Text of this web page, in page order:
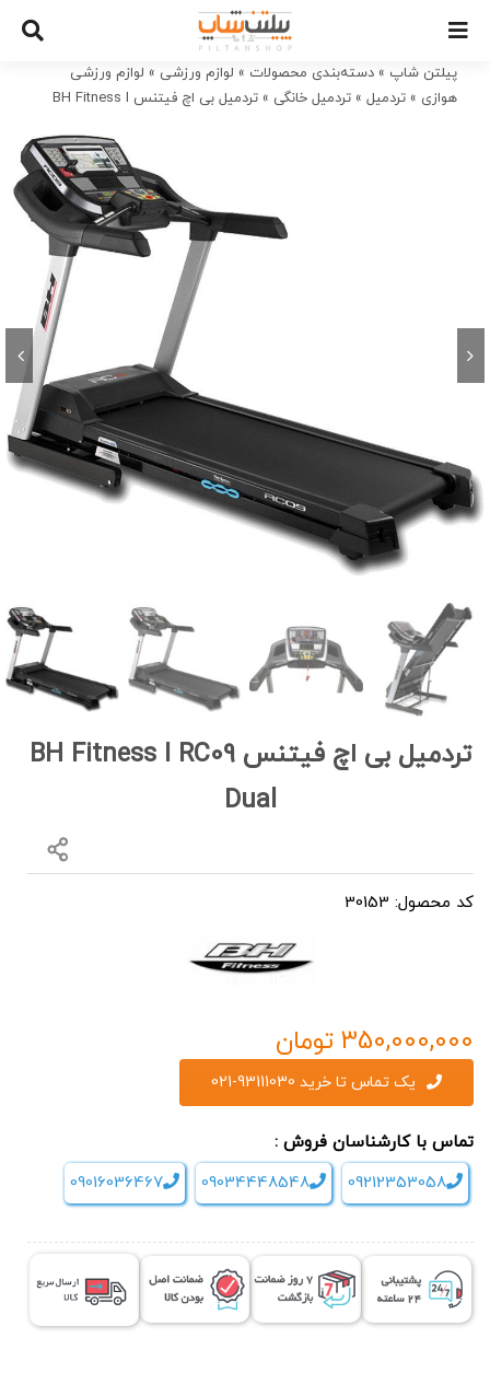
contentپیلتن شاپ » دسته‌بندی محصولات » لوازم ورزشی » لوازم ورزشی
هوازی » تردمیل » تردمیل خانگی »
تردمیل بی اچ فیتنس BH Fitness I
تردمیل بی اچ فیتنس BH Fitness I RC09
Dual
کد محصول: 30153
350,000,000 تومان
یک تماس تا خرید 93111030-021
تماس با کارشناسان فروش :
09212353058
09034448548
09016036467